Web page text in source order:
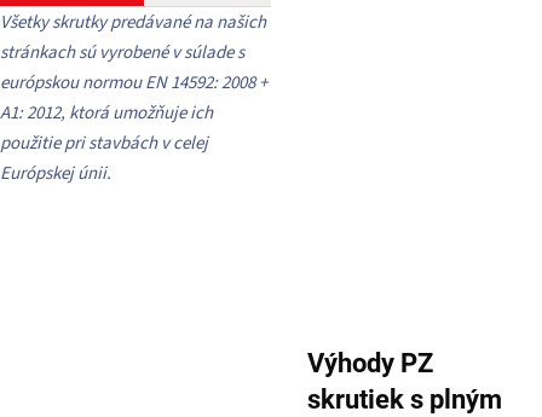
Všetky skrutky predávané na našich
stránkach sú vyrobené v súlade s
európskou normou EN 14592: 2008 +
A1: 2012, ktorá umožňuje ich
použitie pri stavbách v celej
Európskej únii.
Výhody PZ
skrutiek s plným